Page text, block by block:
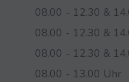
08.00 - 12.30 &
08.00 - 12.30 &
08.00 - 12.30 &
08.00 - 13.00 Uhr